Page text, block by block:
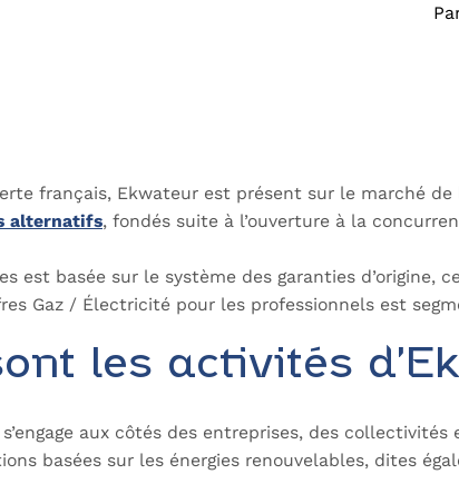
français, Ekwateur est présent sur le marché
alternatifs, fondés suite à l’ouverture à la
est basée sur le système des garanties
Gaz / Électricité pour les professionnels est
les activités
aux côtés des entreprises, des
basées sur les énergies renouvelables, dites